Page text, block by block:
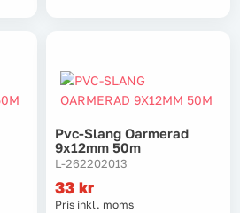
Pvc-Slang Oarmerad
9x12mm 50m
L-262202013
33 kr
Pris inkl. moms